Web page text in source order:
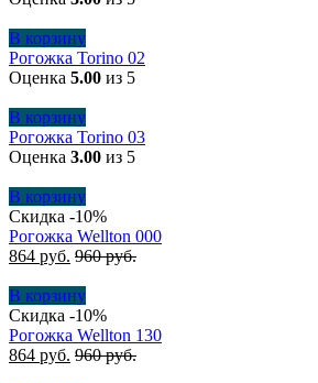
В корзину
Рогожка Torino 02
Оценка 5.00 из 5
В корзину
Рогожка Torino 03
Оценка 3.00 из 5
В корзину
Скидка -10%
Рогожка Wellton 000
864 руб. 960руб.
В корзину
Скидка -10%
Рогожка Wellton 130
864 руб. 960руб.